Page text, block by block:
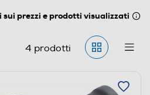
sui prezzi e prodotti visualizzati
4 prodotti